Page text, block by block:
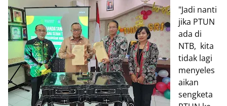
"Jadi nanti
jika PTUN
ada di
NTB, kita
tidak lagi
menyeles
aikan
sengketa